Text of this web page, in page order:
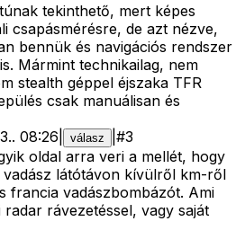
tekinthető, mert képes
csapásmérésre, de azt nézve,
bennük és navigációs rendszer
Mármint technikailag, nem
stealth géppel éjszaka TFR
csak manuálisan és
. 08:26 válasz #3
oldal arra veri a mellét, hogy
vadász látótávon kívülről km-ről
francia vadászbombázót. Ami
rávezetéssel, vagy saját